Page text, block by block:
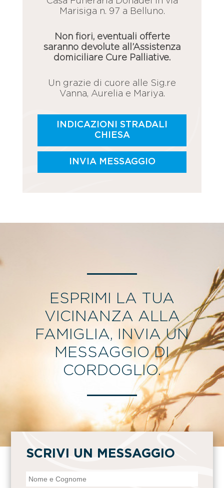
Marisiga n. 97 a Belluno.
Non fiori, eventuali offerte
saranno devolute all’Assistenza
domiciliare Cure Palliative.
Un grazie di cuore alle Sig.re
Vanna, Aurelia e Mariya.
INDICAZIONI STRADALI
CHIESA
INVIA MESSAGGIO
ESPRIMI LA TUA
VICINANZA ALLA
FAMIGLIA, INVIA UN
MESSAGGIO DI
CORDOGLIO.
SCRIVI UN MESSAGGIO